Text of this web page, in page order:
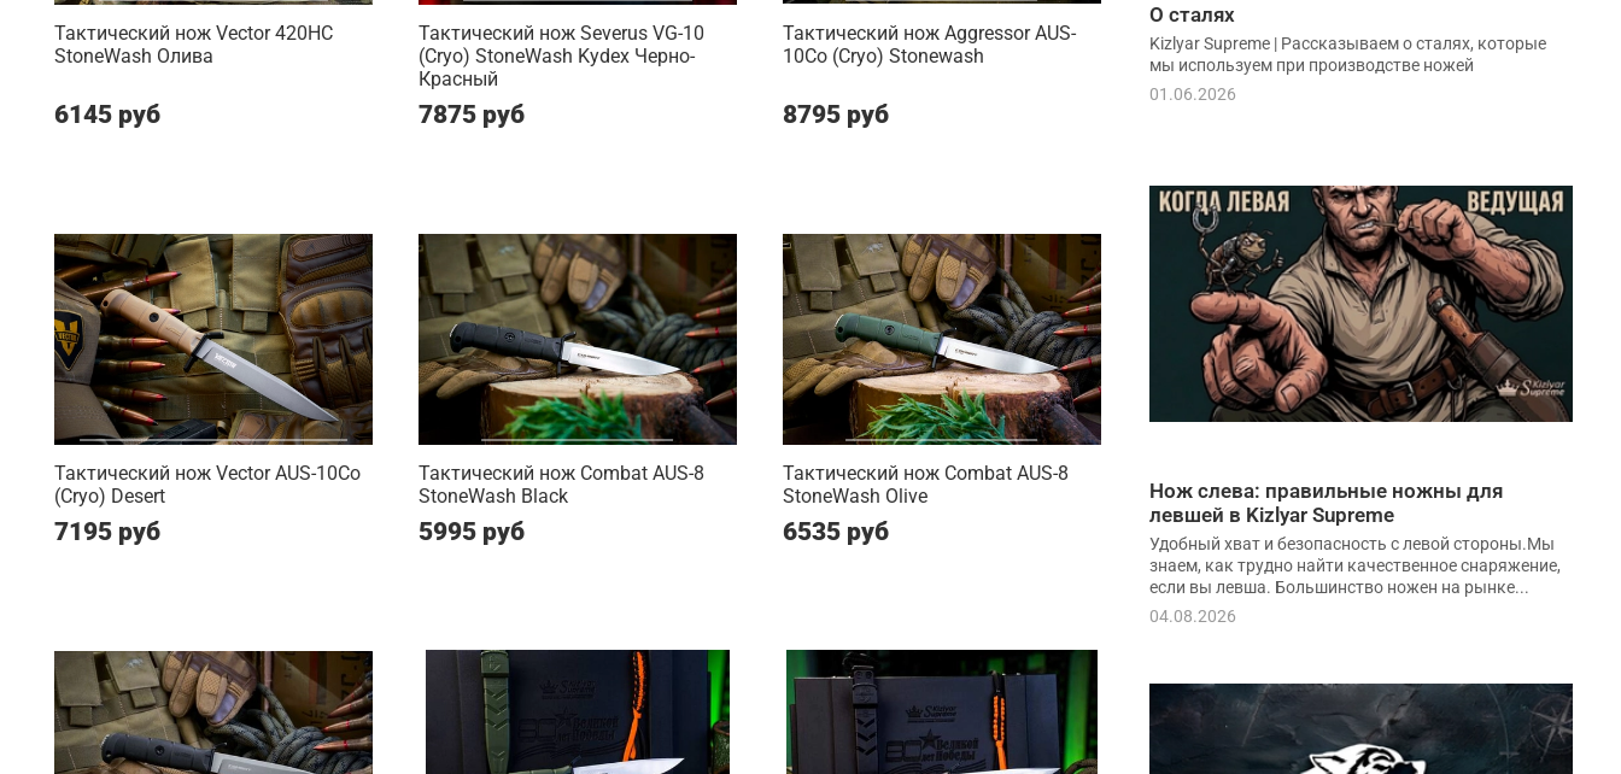
Тактический нож Vector 420HC
StoneWash Олива
6145 руб
Тактический нож Severus VG-10
(Cryo) StoneWash Kydex Черно-
Красный
7875 руб
Тактический нож Aggressor AUS-
10Co (Cryo) Stonewash
8795 руб
Тактический нож Vector AUS-10Co
(Cryo) Desert
7195 руб
Тактический нож Combat AUS-8
StoneWash Black
5995 руб
Тактический нож Combat AUS-8
StoneWash Olive
6535 руб
О сталях
Kizlyar Supreme | Рассказываем о сталях, которые
мы используем при производстве ножей
01.06.2026
Нож слева: правильные ножны для
левшей в Kizlyar Supreme
Удобный хват и безопасность с левой стороны.Мы
знаем, как трудно найти качественное снаряжение,
если вы левша. Большинство ножен на рынке...
04.08.2026